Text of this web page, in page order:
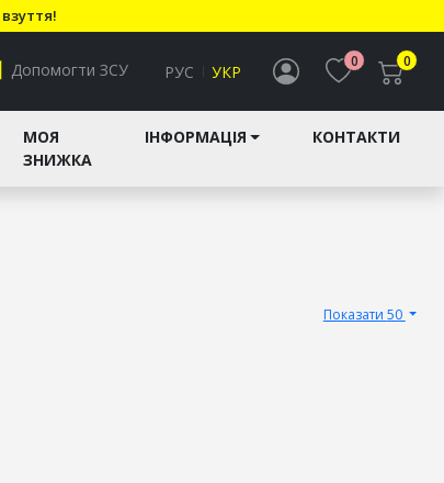
Допомогти ЗСУ РУС УКР
0 0
МОЯ
ЗНИЖКА
ІНФОРМАЦІЯ КОНТАКТИ
Показати 50